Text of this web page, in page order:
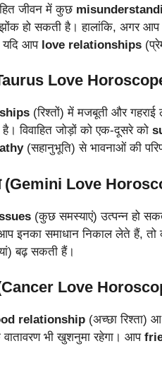
जीवन में कुछ
हो सकती है। हालांकि, अगर
यदि आप love relationships
Love
(रिश्तों) में मजबूती और
विवाहित जोड़ों को एक-दूसरे को
(सहानुभूति) से भावनाओं की
(Gemini Love
(कुछ समस्याएं) उत्पन्न हो
इनका समाधान निकाल लेते हैं, तो
बढ़ सकती हैं।
(Cancer Love
relationship (अच्छा रिश्ता)
वातावरण भी खुशनुमा रहेगा। आप